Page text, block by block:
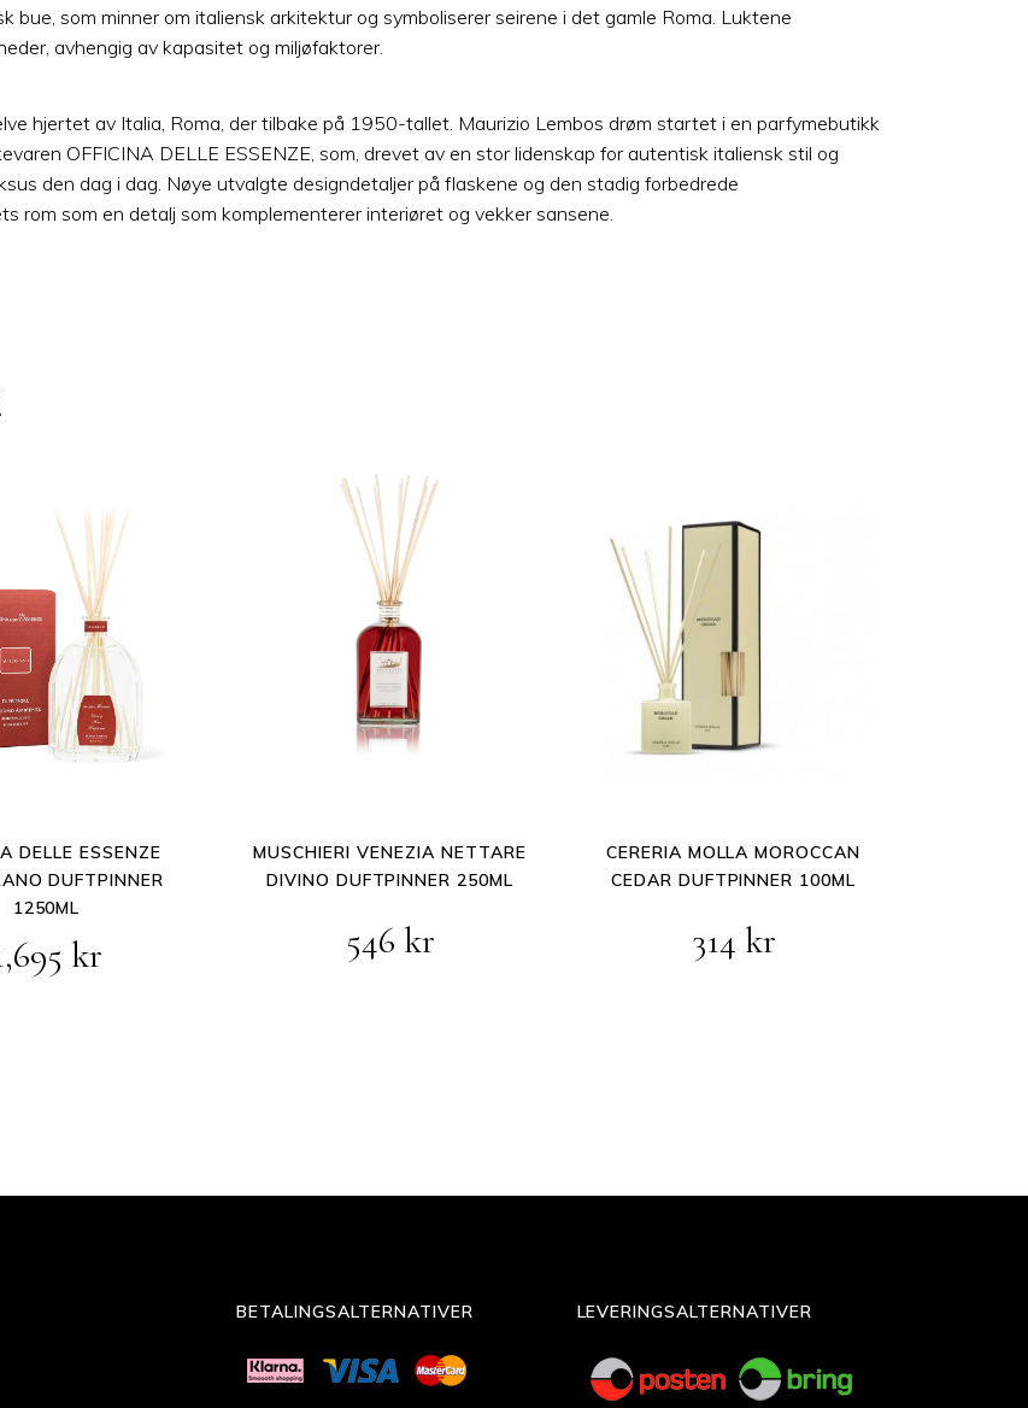
bue, som minner om italiensk arkitektur og symboliserer seirene i det gamle Roma. Luktene
avhengig av kapasitet og miljøfaktorer.
hjertet av Italia, Roma, der tilbake på 1950-tallet. Maurizio Lembos drøm startet i en parfymebutikk
OFFICINA DELLE ESSENZE, som, drevet av en stor lidenskap for autentisk italiensk stil og
den dag i dag. Nøye utvalgte designdetaljer på flaskene og den stadig forbedrede
rom som en detalj som komplementerer interiøret og vekker sansene.
DELLE ESSENZE
DUFTPINNER
1250ML
kr
MUSCHIERI VENEZIA NETTARE
DIVINO DUFTPINNER 250ML
546 kr
CERERIA MOLLA MOROCCAN
CEDAR DUFTPINNER 100ML
Opprinnelig
314 krNåværende
BETALINGSALTERNATIVER LEVERINGSALTERNATIVER